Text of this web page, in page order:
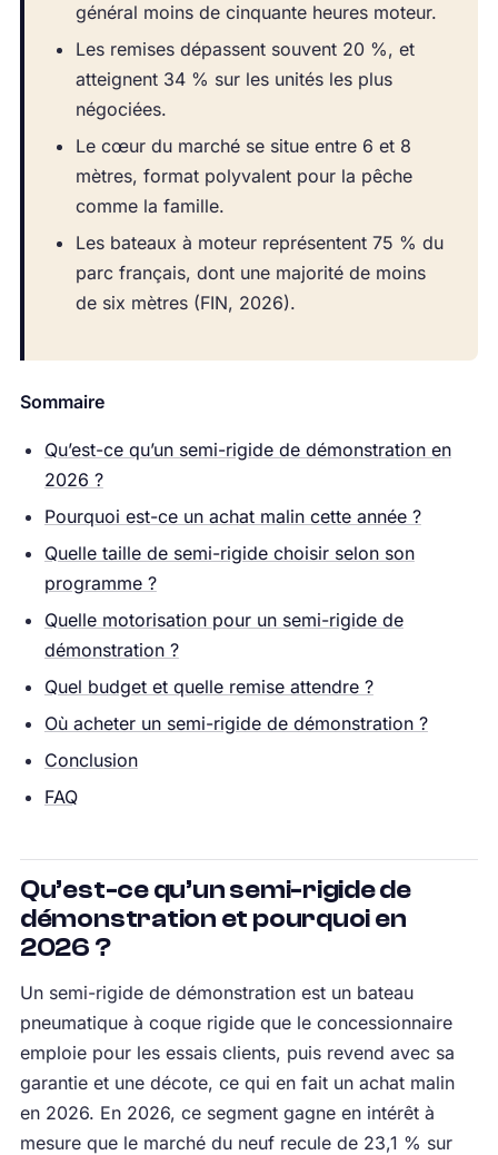
général moins de cinquante heures moteur.
Les remises dépassent souvent 20 %, et
atteignent 34 % sur les unités les plus
négociées.
Le cœur du marché se situe entre 6 et 8
mètres, format polyvalent pour la pêche
comme la famille.
Les bateaux à moteur représentent 75 % du
parc français, dont une majorité de moins
de six mètres (FIN, 2026).
Sommaire
Qu’est-ce qu’un semi-rigide de démonstration en
2026 ?
Pourquoi est-ce un achat malin cette année ?
Quelle taille de semi-rigide choisir selon son
programme ?
Quelle motorisation pour un semi-rigide de
démonstration ?
Quel budget et quelle remise attendre ?
Où acheter un semi-rigide de démonstration ?
Conclusion
FAQ
Qu’est-ce qu’un semi-rigide de
démonstration et pourquoi en
2026 ?
Un semi-rigide de démonstration est un bateau
pneumatique à coque rigide que le concessionnaire
emploie pour les essais clients, puis revend avec sa
garantie et une décote, ce qui en fait un achat malin
en 2026. En 2026, ce segment gagne en intérêt à
mesure que le marché du neuf recule de 23,1 % sur